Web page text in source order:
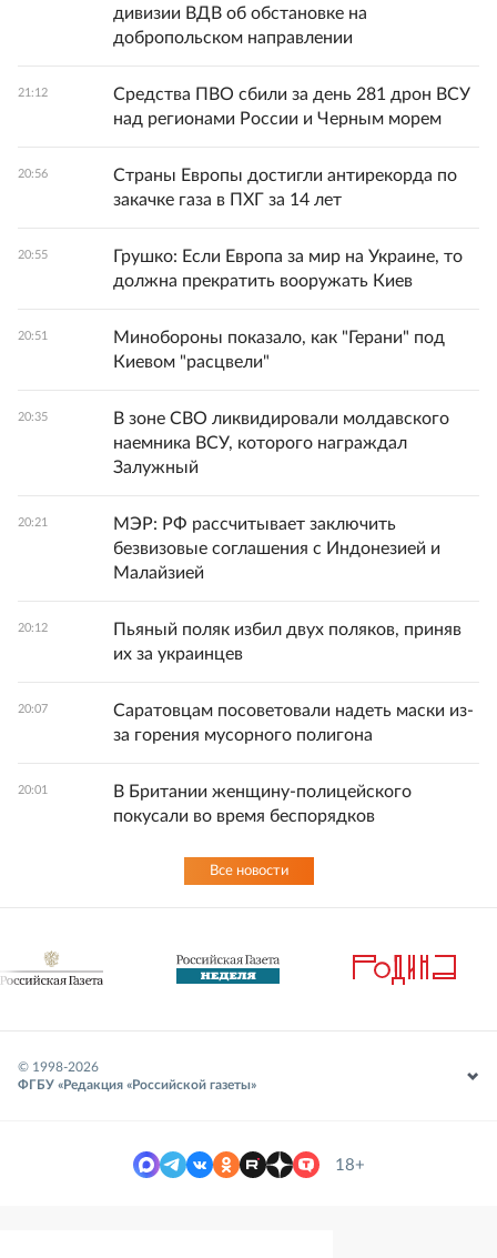
дивизии ВДВ об обстановке на
добропольском направлении
21:12
Средства ПВО сбили за день 281 дрон ВСУ
над регионами России и Черным морем
20:56
Страны Европы достигли антирекорда по
закачке газа в ПХГ за 14 лет
20:55
Грушко: Если Европа за мир на Украине, то
должна прекратить вооружать Киев
20:51
Минобороны показало, как "Герани" под
Киевом "расцвели"
20:35
В зоне СВО ликвидировали молдавского
наемника ВСУ, которого награждал
Залужный
20:21
МЭР: РФ рассчитывает заключить
безвизовые соглашения с Индонезией и
Малайзией
20:12
Пьяный поляк избил двух поляков, приняв
их за украинцев
20:07
Саратовцам посоветовали надеть маски из-
за горения мусорного полигона
20:01
В Британии женщину-полицейского
покусали во время беспорядков
Все новости
© 1998-2026
ФГБУ «Редакция «Российской газеты»
18+